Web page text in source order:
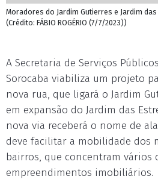
Moradores do Jardim Gutierres e Jardim
(Crédito: FÁBIO ROGÉRIO (7/7/2023))
A Secretaria de Serviços
Sorocaba viabiliza um projeto
nova rua, que ligará o Jardim
em expansão do Jardim das
nova via receberá o nome de
deve facilitar a mobilidade dos
bairros, que concentram
empreendimentos imobiliários.